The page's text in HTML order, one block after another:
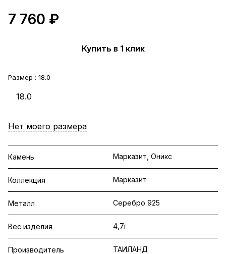
7 760 ₽
Купить в 1 клик
Размер : 18.0
18.0
Нет моего размера
Камень Марказит, Оникс
Коллекция Марказит
Металл Серебро 925
Вес изделия 4,7г
Производитель ТАИЛАНД